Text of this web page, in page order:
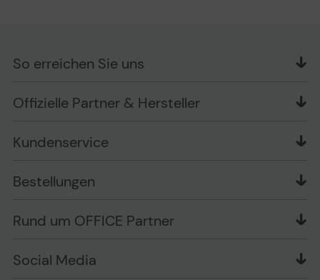
Offizielle Partner & Hersteller
Kundenservice
Bewertungsrichtlinien
Wissen mit OP
Markenshops
Garantiearten
Bestellungen
Versand im Namen Dritter
Muster-Widerrufsformular
Rund um OFFICE Partner
Stellenangebote
So erreichen Sie uns
Schlesierring 35
Telefon: +49 (0) 2542 / 9558250
Ansprechpartner bei fehlerhafter Ware und Schäden
Social Media